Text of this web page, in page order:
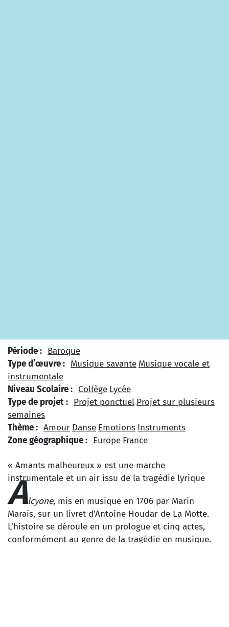
Période : Baroque
Type d’œuvre : Musique savante Musique vocale et
instrumentale
Niveau Scolaire : Collège Lycée
Type de projet : Projet ponctuel Projet sur plusieurs
semaines
Thème : Amour Danse Emotions Instruments
Zone géographique : Europe France
« Amants malheureux » est une marche
instrumentale et un air issu de la tragédie lyrique
Alcyone, mis en musique en 1706 par Marin
Marais, sur un livret d’Antoine Houdar de La Motte.
L’histoire se déroule en un prologue et cinq actes,
conformément au genre de la tragédie en musique.